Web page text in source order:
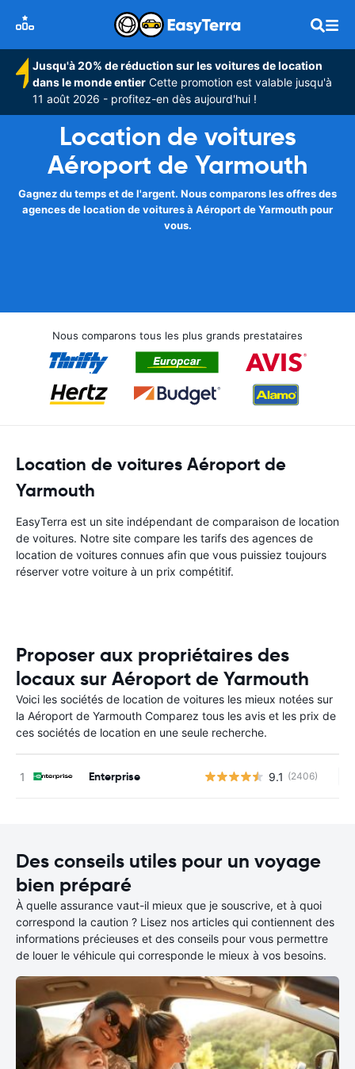
Jusqu'à 20% de réduction sur les voitures de location
dans le monde entier Cette promotion est valable jusqu'à
11 août 2026 - profitez-en dès aujourd'hui !
Location de voitures
Aéroport de Yarmouth
Gagnez du temps et de l'argent. Nous comparons les offres des
agences de location de voitures à Aéroport de Yarmouth pour
vous.
Nous comparons tous les plus grands prestataires
Location de voitures Aéroport de
Yarmouth
EasyTerra est un site indépendant de comparaison de location
de voitures. Notre site compare les tarifs des agences de
location de voitures connues afin que vous puissiez toujours
réserver votre voiture à un prix compétitif.
Proposer aux propriétaires des
locaux sur Aéroport de Yarmouth
Voici les sociétés de location de voitures les mieux notées sur
la Aéroport de Yarmouth Comparez tous les avis et les prix de
ces sociétés de location en une seule recherche.
Enterprise 9.1 (2406)
Des conseils utiles pour un voyage
bien préparé
À quelle assurance vaut-il mieux que je souscrive, et à quoi
correspond la caution ? Lisez nos articles qui contiennent des
informations précieuses et des conseils pour vous permettre
de louer le véhicule qui corresponde le mieux à vos besoins.